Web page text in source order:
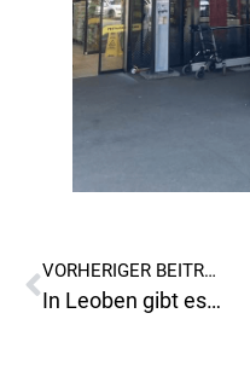
VORHERIGER BEITRAG
In Leoben gibt es immer was neues und interessantes zu sehen!